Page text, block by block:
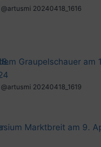
@artusmi 20240418_1616
@artusmi 20240418_1619